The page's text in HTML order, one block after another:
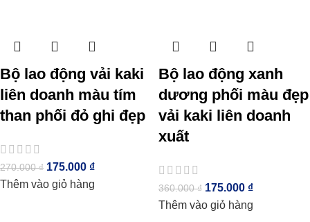
Bộ lao động vải kaki
liên doanh màu tím
than phối đỏ ghi đẹp
270.000₫ 175.000 ₫
Thêm vào giỏ hàng
Bộ lao động xanh
dương phối màu đẹp
vải kaki liên doanh
xuất
360.000₫ 175.000 ₫
Thêm vào giỏ hàng